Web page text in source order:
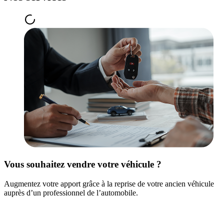
Vous souhaitez vendre votre véhicule ?
Augmentez votre apport grâce à la reprise de votre ancien véhicule
auprès d’un professionnel de l’automobile.